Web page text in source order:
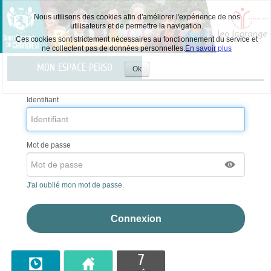
Nous utilisons des cookies afin d'améliorer l'expérience de nos
utilisateurs et de permettre la navigation.
Ces cookies sont strictement nécessaires au fonctionnement du service et
ne collectent pas de données personnelles.En savoir plus
Ok
Accepter
MON ESPACE PERSO
Identifiant
Mot de passe
J'ai oublié mon mot de passe.
7